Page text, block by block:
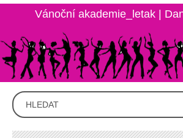
Vánoční akademie_letak |